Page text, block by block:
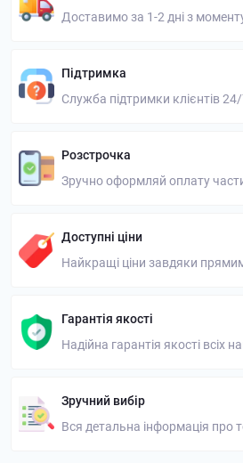
Доставимо за 1-2 дні з
Підтримка
Служба підтримки клієнтів
Розстрочка
Зручно оформляй оплату
Доступні ціни
Найкращі ціни завдяки
Гарантія якості
Надійна гарантія якості всіх
Зручний вибір
Вся детальна інформація про